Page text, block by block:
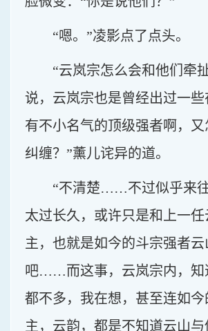
“嗯。”凌影点了点头。
“云岚宗怎么会和他们牵
说，云岚宗也是曾经出过一些
有不小名气的顶级强者啊，又
纠缠？”薰儿诧异的道。
“不清楚……不过似乎来
太过长久，或许只是和上一任
主，也就是如今的斗宗强者
吧……而这事，云岚宗内，知
都不多，我在想，甚至连如
主，云韵，都是不知道云山